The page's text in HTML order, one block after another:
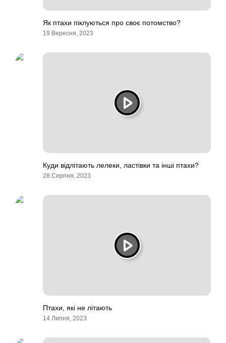
Як птахи піклуються про своє потомство?
19 Вересня, 2023
Куди відлітають лелеки, ластівки та інші птахи?
28 Серпня, 2023
Птахи, які не літають
14 Липня, 2023